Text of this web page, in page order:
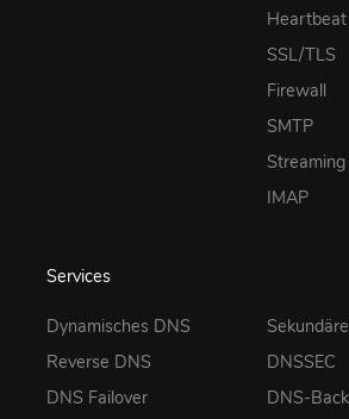
Heartbeat
SSL/TLS
Firewall
SMTP
Streaming
IMAP
Services
Dynamisches DNS
Reverse DNS
DNS Failover
DNSSEC
DNS-